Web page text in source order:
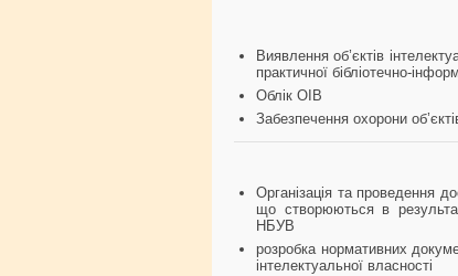
Виявлення об’єктів
практичної бібліотечно-
Облік ОІВ
Забезпечення охорони
Організація та проведення
що створюються в
НБУВ
розробка нормативних
інтелектуальної власності